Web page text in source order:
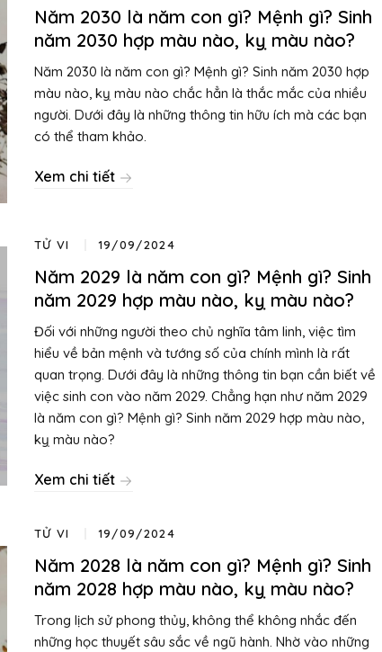
Năm 2030 là năm con gì? Mệnh gì? Sinh
năm 2030 hợp màu nào, kỵ màu nào?
Năm 2030 là năm con gì? Mệnh gì? Sinh năm 2030 hợp
màu nào, kỵ màu nào chắc hẳn là thắc mắc của nhiều
người. Dưới đây là những thông tin hữu ích mà các bạn
có thể tham khảo.
Xem chi tiết
TỬ VI 19/09/2024
Năm 2029 là năm con gì? Mệnh gì? Sinh
năm 2029 hợp màu nào, kỵ màu nào?
Đối với những người theo chủ nghĩa tâm linh, việc tìm
hiểu về bản mệnh và tướng số của chính mình là rất
quan trọng. Dưới đây là những thông tin bạn cần biết về
việc sinh con vào năm 2029. Chẳng hạn như năm 2029
là năm con gì? Mệnh gì? Sinh năm 2029 hợp màu nào,
kỵ màu nào?
Xem chi tiết
TỬ VI 19/09/2024
Năm 2028 là năm con gì? Mệnh gì? Sinh
năm 2028 hợp màu nào, kỵ màu nào?
Trong lịch sử phong thủy, không thể không nhắc đến
những học thuyết sâu sắc về ngũ hành. Nhờ vào những